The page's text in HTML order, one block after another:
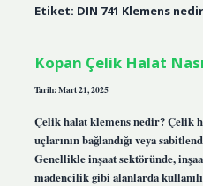
Etiket: DIN 741 Klemens nedir
Kopan Çelik Halat
Tarih: Mart 21, 2025
Çelik halat klemens nedir? Çelik
uçlarının bağlandığı veya
Genellikle inşaat sektöründe,
madencilik gibi alanlarda